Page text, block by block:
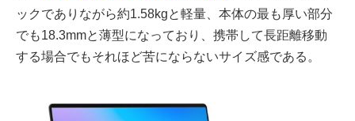
ックでありながら約1.58kgと軽量、本体の最も厚い部分
でも18.3mmと薄型になっており、携帯して長距離移動
する場合でもそれほど苦にならないサイズ感である。